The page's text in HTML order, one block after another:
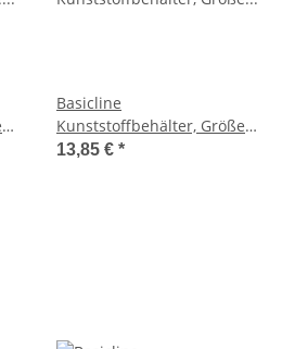
Basicline
Kunststoffbehälter, Größe
60x40x22cm auf Europalette
13,85 € *